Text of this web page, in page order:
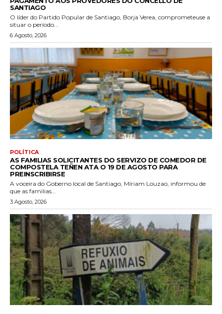
SANTIAGO
O líder do Partido Popular de Santiago, Borja Verea, comprometeuse a
situar o período...
6 Agosto, 2026
POLÍTICA
AS FAMILIAS SOLICITANTES DO SERVIZO DE COMEDOR DE
COMPOSTELA TEÑEN ATA O 19 DE AGOSTO PARA
PREINSCRIBIRSE
A voceira do Goberno local de Santiago, Míriam Louzao, informou de
que as familias...
3 Agosto, 2026